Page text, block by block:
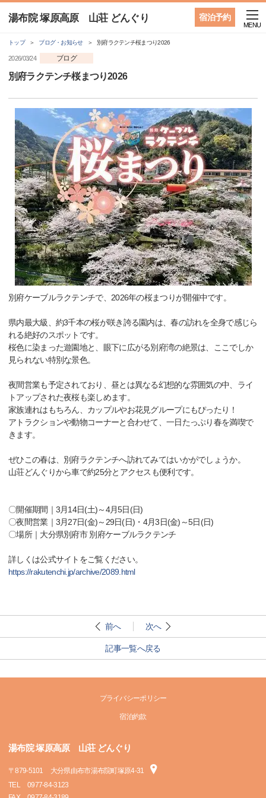
宿泊予約
湯布院 塚原高原 山荘 どんぐり
MENU
トップ ブログ・お知らせ 別府ラクテンチ桜まつり2026
2026/03/24 ブログ
別府ラクテンチ桜まつり2026
別府ケーブルラクテンチで、2026年の桜まつりが開催中です。
県内最大級、約3千本の桜が咲き誇る園内は、春の訪れを全身で感じら
れる絶好のスポットです。
桜色に染まった遊園地と、眼下に広がる別府湾の絶景は、ここでしか
見られない特別な景色。
夜間営業も予定されており、昼とは異なる幻想的な雰囲気の中、ライ
トアップされた夜桜も楽しめます。
家族連れはもちろん、カップルやお花見グループにもぴったり！
アトラクションや動物コーナーと合わせて、一日たっぷり春を満喫で
きます。
ぜひこの春は、別府ラクテンチへ訪れてみてはいかがでしょうか。
山荘どんぐりから車で約25分とアクセスも便利です。
〇開催期間｜3月14日(土)～4月5日(日)
〇夜間営業｜3月27日(金)～29日(日)・4月3日(金)～5日(日)
〇場所｜大分県別府市 別府ケーブルラクテンチ
詳しくは公式サイトをご覧ください。
https://rakutenchi.jp/archive/2089.html
前へ 次へ
記事一覧へ戻る
プライバシーポリシー
宿泊約款
湯布院 塚原高原 山荘 どんぐり
〒879-5101
大分県由布市湯布院町塚原4-31
TEL
0977-84-3123